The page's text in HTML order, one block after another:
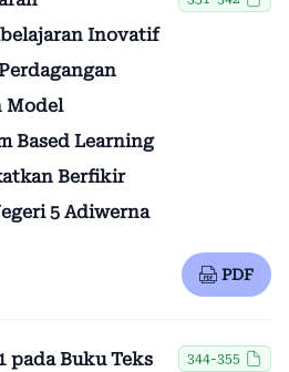
Inovatif
Model
Based Learning
Berfikir
5 Adiwerna
PDF
pada Buku Teks
344-355